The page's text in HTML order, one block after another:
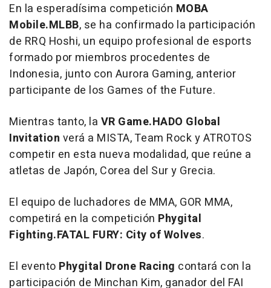
En la esperadísima competición MOBA
Mobile.MLBB, se ha confirmado la participación
de RRQ Hoshi, un equipo profesional de esports
formado por miembros procedentes de
Indonesia, junto con Aurora Gaming, anterior
participante de los Games of the Future.
Mientras tanto, la VR Game.HADO Global
Invitation verá a MISTA, Team Rock y ATROTOS
competir en esta nueva modalidad, que reúne a
atletas de Japón, Corea del Sury Grecia.
El equipo de luchadores de MMA, GOR MMA,
competirá en la competición Phygital
Fighting.FATAL FURY: City of Wolves.
El evento Phygital Drone Racing contará con la
participación de Minchan Kim, ganador del FAI